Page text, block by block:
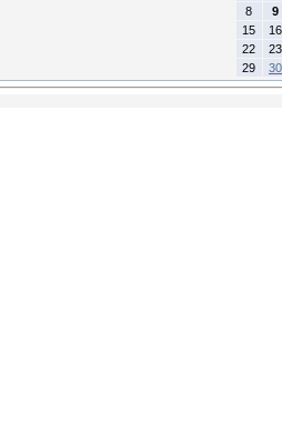
8
9
15
16
22
23
29
30